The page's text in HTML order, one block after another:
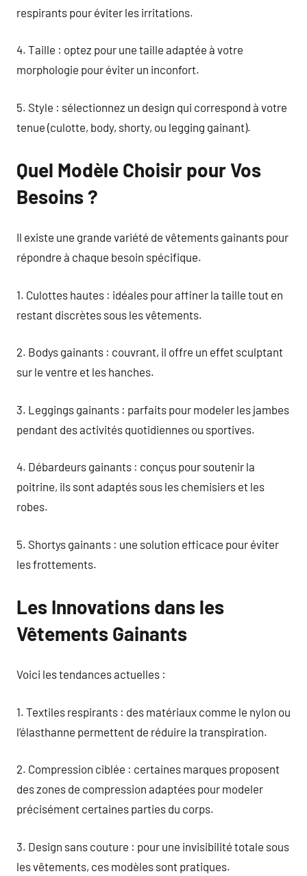
respirants pour éviter les irritations.
4. Taille : optez pour une taille adaptée à votre
morphologie pour éviter un inconfort.
5. Style : sélectionnez un design qui correspond à votre
tenue (culotte, body, shorty, ou legging gainant).
Quel Modèle Choisir pour Vos
Besoins ?
Il existe une grande variété de vêtements gainants pour
répondre à chaque besoin spécifique.
1. Culottes hautes : idéales pour affiner la taille tout en
restant discrètes sous les vêtements.
2. Bodys gainants : couvrant, il offre un effet sculptant
sur le ventre et les hanches.
3. Leggings gainants : parfaits pour modeler les jambes
pendant des activités quotidiennes ou sportives.
4. Débardeurs gainants : conçus pour soutenir la
poitrine, ils sont adaptés sous les chemisiers et les
robes.
5. Shortys gainants : une solution efficace pour éviter
les frottements.
Les Innovations dans les
Vêtements Gainants
Voici les tendances actuelles :
1. Textiles respirants : des matériaux comme le nylon ou
l’élasthanne permettent de réduire la transpiration.
2. Compression ciblée : certaines marques proposent
des zones de compression adaptées pour modeler
précisément certaines parties du corps.
3. Design sans couture : pour une invisibilité totale sous
les vêtements, ces modèles sont pratiques.